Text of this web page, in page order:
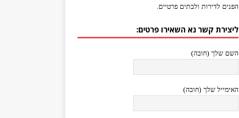
הפנים לדירות ולבתים פרטיים.
ליצירת קשר נא השאירו פרטים:
השם שלך (חובה)
האימייל שלך (חובה)